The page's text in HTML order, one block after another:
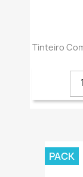
Tinteiro
PACK